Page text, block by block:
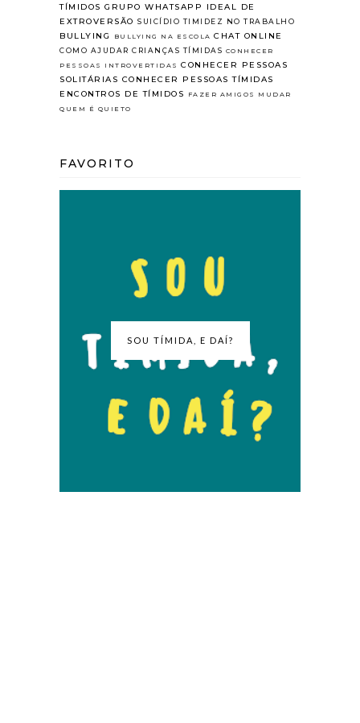
TÍMIDOS GRUPO WHATSAPP
IDEAL DE
EXTROVERSÃO SUICÍDIO TIMIDEZ NO TRABALHO
BULLYING BULLYING NA ESCOLA CHAT ONLINE
COMO AJUDAR CRIANÇAS TÍMIDAS CONHECER
PESSOAS INTROVERTIDAS CONHECER PESSOAS
SOLITÁRIAS CONHECER PESSOAS TÍMIDAS
ENCONTROS DE TÍMIDOS
FAZER AMIGOS
MUDAR
QUEM É QUIETO
FAVORITO
SOU TÍMIDA, E DAÍ?